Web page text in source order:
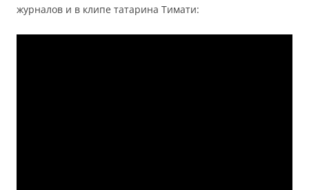
журналов и в клипе татарина Тимати: